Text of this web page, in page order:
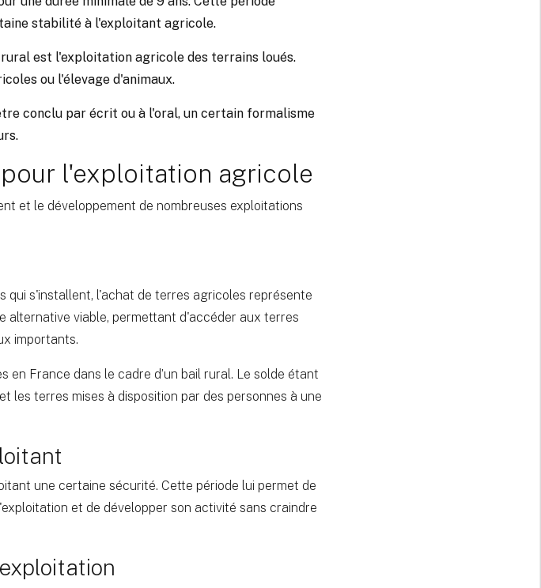
stabilité à l'exploitant agricole.
est l'exploitation agricole des terrains loués.
ou l'élevage d'animaux.
conclu par écrit ou à l'oral, un certain formalisme
l'exploitation agricole
et le développement de nombreuses exploitations
qui s'installent, l'achat de terres agricoles représente
alternative viable, permettant d'accéder aux terres
importants.
en France dans le cadre d’un bail rural. Le solde étant
terres mises à disposition par des personnes à une
une certaine sécurité. Cette période lui permet de
et de développer son activité sans craindre